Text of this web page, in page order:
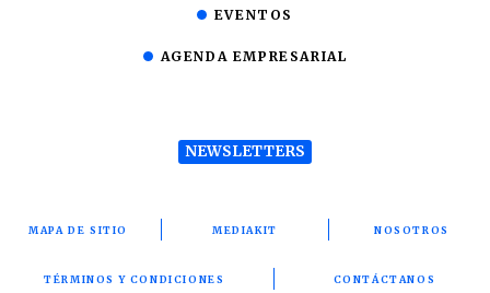
EVENTOS
AGENDA EMPRESARIAL
NEWSLETTERS
MAPA DE SITIO MEDIAKIT NOSOTROS
TÉRMINOS Y CONDICIONES CONTÁCTANOS